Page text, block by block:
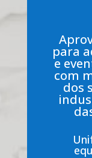
para
e
com
dos